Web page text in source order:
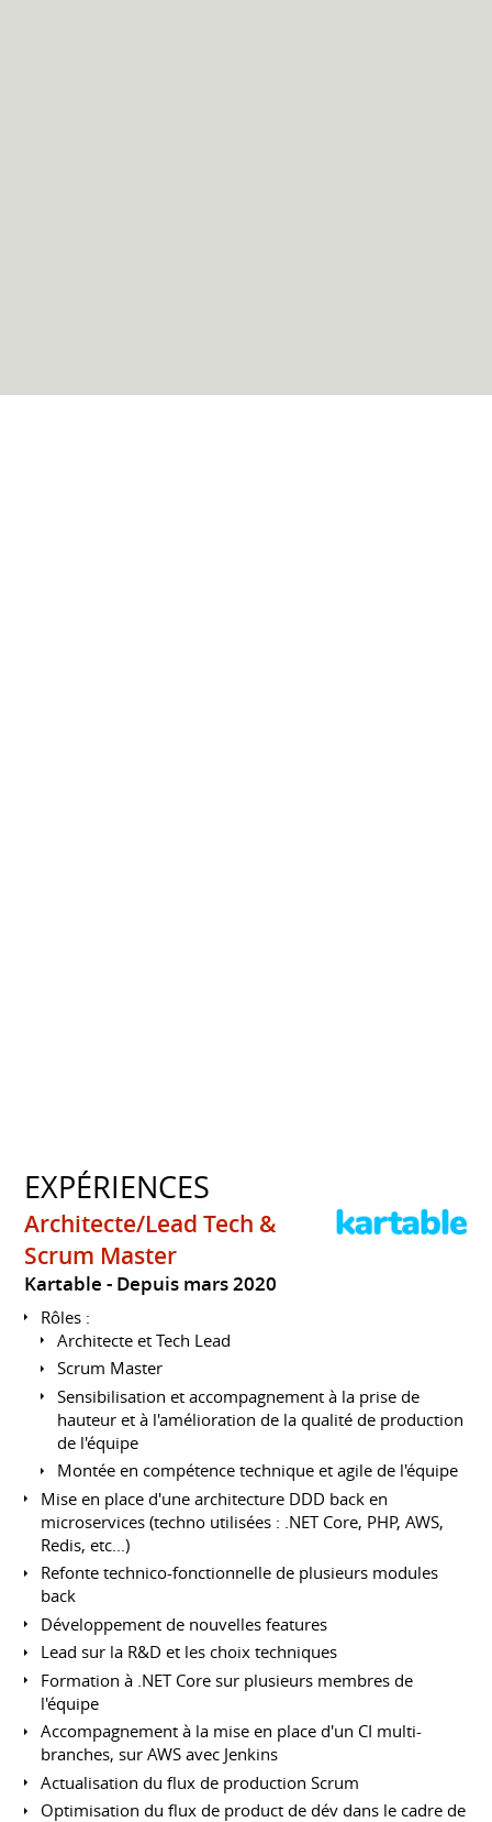
EXPÉRIENCES
Architecte/Lead Tech &
Scrum Master
Kartable Depuis mars 2020
Rôles :
Architecte et Tech Lead
Scrum Master
Sensibilisation et accompagnement à la prise de
hauteur et à l'amélioration de la qualité de production
de l'équipe
Montée en compétence technique et agile de l'équipe
Mise en place d'une architecture DDD back en
microservices (techno utilisées : .NET Core, PHP, AWS,
Redis, etc...)
Refonte technico-fonctionnelle de plusieurs modules
back
Développement de nouvelles features
Lead sur la R&D et les choix techniques
Formation à .NET Core sur plusieurs membres de
l'équipe
Accompagnement à la mise en place d'un CI multi-
branches, sur AWS avec Jenkins
Actualisation du flux de production Scrum
Optimisation du flux de product de dév dans le cadre de